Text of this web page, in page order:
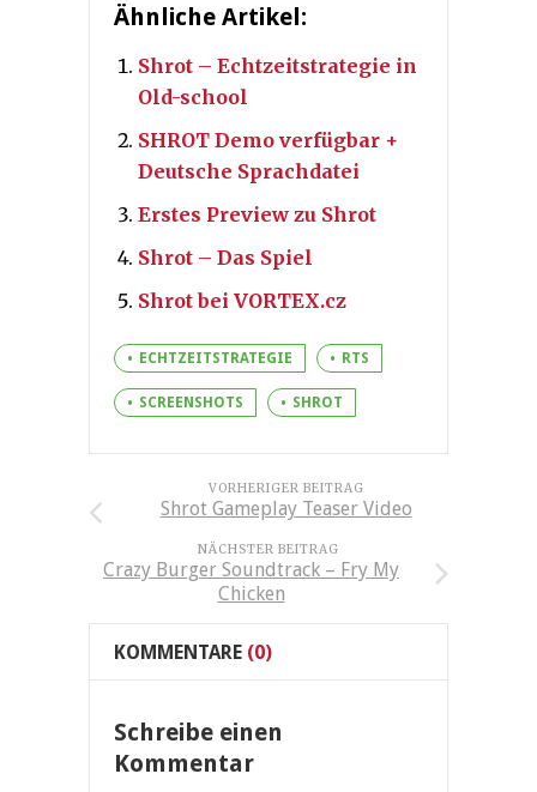
Ähnliche Artikel:
Shrot – Echtzeitstrategie in
Old-school
SHROT Demo verfügbar +
Deutsche Sprachdatei
Erstes Preview zu Shrot
Shrot – Das Spiel
Shrot bei VORTEX.cz
ECHTZEITSTRATEGIE RTS
SCREENSHOTS SHROT
VORHERIGER BEITRAG
Shrot Gameplay Teaser Video
NÄCHSTER BEITRAG
Crazy Burger Soundtrack – Fry My
Chicken
KOMMENTARE (0)
Schreibe einen
Kommentar